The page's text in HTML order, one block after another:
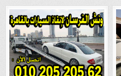
انقاذ
السيارات
|01282505052